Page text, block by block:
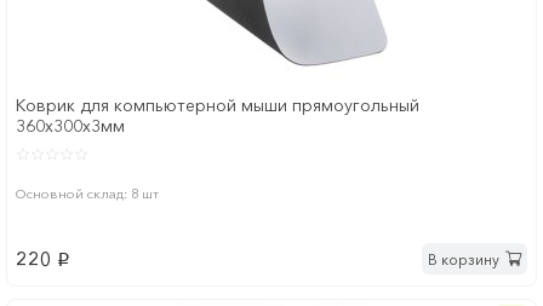
Коврик для компьютерной мыши прямоугольный
360х300х3мм
Основной склад: 8 шт
220 p В корзину